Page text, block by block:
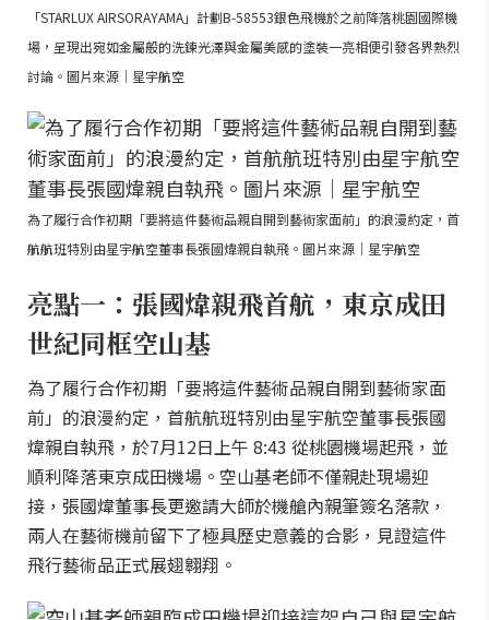
「STARLUX AIRSORAYAMA」計劃B-58553銀色飛機於之前降落桃園國際機
場，呈現出宛如金屬般的洗鍊光澤與金屬美感的塗裝一亮相便引發各界熱烈
討論。圖片來源｜星宇航空
為了履行合作初期「要將這件藝術品親自開到藝術家面前」的浪漫約定，首
航航班特別由星宇航空董事長張國煒親自執飛。圖片來源｜星宇航空
亮點一：張國煒親飛首航，東京成田
世紀同框空山基
為了履行合作初期「要將這件藝術品親自開到藝術家面
前」的浪漫約定，首航航班特別由星宇航空董事長張國
煒親自執飛，於7月12日上午 8:43 從桃園機場起飛，並
順利降落東京成田機場。空山基老師不僅親赴現場迎
接，張國煒董事長更邀請大師於機艙內親筆簽名落款，
兩人在藝術機前留下了極具歷史意義的合影，見證這件
飛行藝術品正式展翅翱翔。